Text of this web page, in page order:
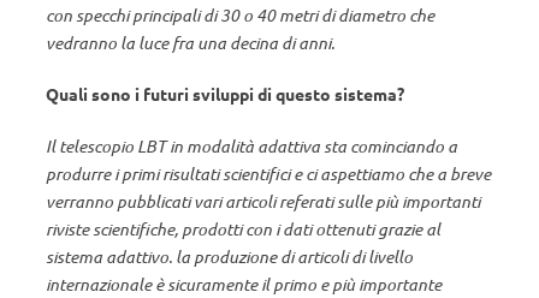
con specchi principali di 30 o 40 metri di diametro che
vedranno la luce fra una decina di anni.
Quali sono i futuri sviluppi di questo sistema?
Il telescopio LBT in modalità adattiva sta cominciando a
produrre i primi risultati scientifici e ci aspettiamo che a breve
verranno pubblicati vari articoli referati sulle più importanti
riviste scientifiche, prodotti con i dati ottenuti grazie al
sistema adattivo. la produzione di articoli di livello
internazionale è sicuramente il primo e più importante